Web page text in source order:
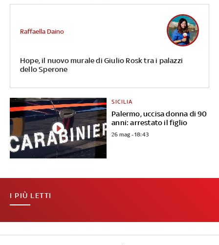
Hope, il nuovo murale di Giulio Rosk tra i palazzi
dello Sperone
Raffaella Daino
Palermo, uccisa donna di 90
anni: arrestato il figlio
SICILIA
26 mag - 18:43
I PIÙ LETTI